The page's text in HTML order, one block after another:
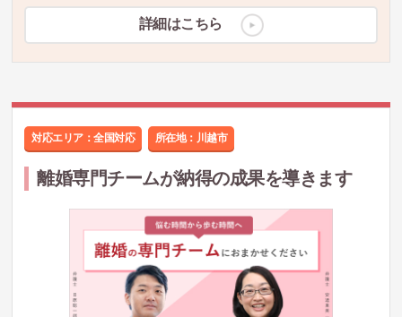
詳細はこちら
対応エリア：全国対応 所在地： 川越市
離婚専門チームが納得の成果を導きます